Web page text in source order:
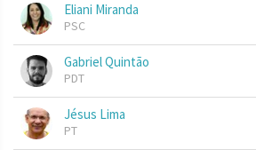
Eliani Miranda
PSC
Gabriel Quintão
PDT
Jésus Lima
PT